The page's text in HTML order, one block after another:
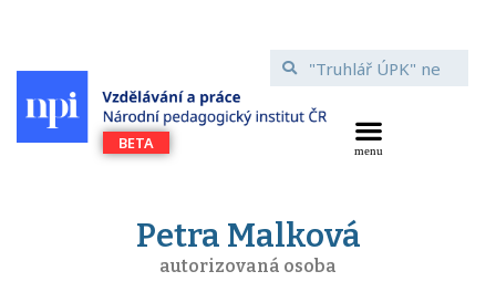
Petra Malková
autorizovaná osoba